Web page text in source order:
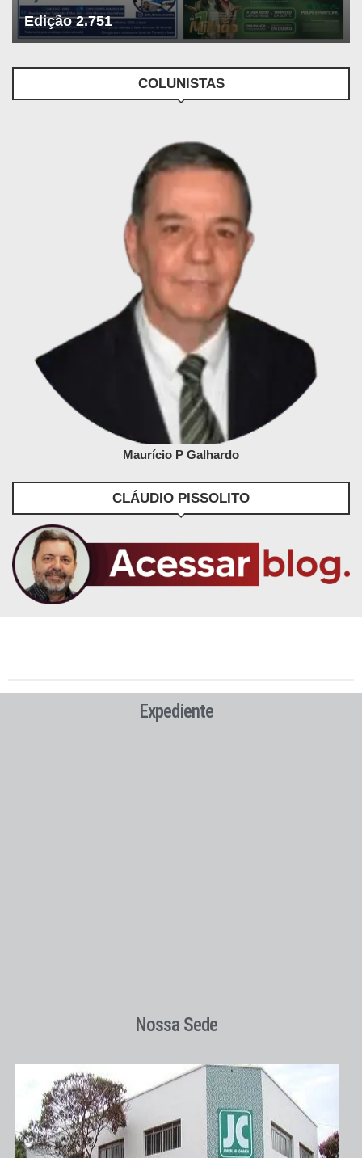
Edição 2.751
COLUNISTAS
Maurício P Galhardo
CLÁUDIO PISSOLITO
Expediente
Nossa Sede